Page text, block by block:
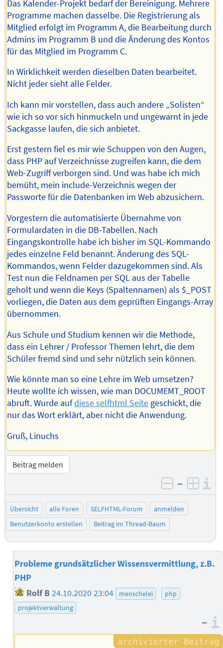
Das Kalender-Projekt bedarf der Bereinigung. Mehrere
Programme machen dasselbe. Die Registrierung als
Mitglied erfolgt im Programm A, die Bearbeitung durch
Admins im Programm B und die Änderung des Kontos
für das Mitglied im Programm C.
In Wirklichkeit werden dieselben Daten bearbeitet.
Nicht jeder sieht alle Felder.
Ich kann mir vorstellen, dass auch andere „Solisten“
wie ich so vor sich hinmuckeln und ungewarnt in jede
Sackgasse laufen, die sich anbietet.
Erst gestern fiel es mir wie Schuppen von den Augen,
dass PHP auf Verzeichnisse zugreifen kann, die dem
Web-Zugriff verborgen sind. Und was habe ich mich
bemüht, mein include-Verzeichnis wegen der
Passworte für die Datenbanken im Web abzusichern.
Vorgestern die automatisierte Übernahme von
Formulardaten in die DB-Tabellen. Nach
Eingangskontrolle habe ich bisher im SQL-Kommando
jedes einzelne Feld benannt. Änderung des SQL-
Kommandos, wenn Felder dazugekommen sind. Als
Test nun die Feldnamen per SQL aus der Tabelle
geholt und wenn die Keys (Spaltennamen) als $_POST
vorliegen, die Daten aus dem geprüften Eingangs-Array
übernommen.
Aus Schule und Studium kennen wir die Methode,
dass ein Lehrer / Professor Themen lehrt, die dem
Schüler fremd sind und sehr nützlich sein können.
Wie könnte man so eine Lehre im Web umsetzen?
Heute wollte ich wissen, wie man DOCUMEMT_ROOT
abruft. Wurde aufdiese selfhtml Seite geschickt, die
nur das Wort erklärt, aber nicht die Anwendung.
Gruß, Linuchs
Beitrag melden
negativ
–
Übersicht alle Foren SELFHTML-Forum
anmelden
Benutzerkonto erstellen
Beitrag im Thread-Baum
Probleme grundsätzlicher Wissensvermittlung, z.B.
PHP
Rolf B24.10.2020 23:04 menschelei
php
projektverwaltung
–